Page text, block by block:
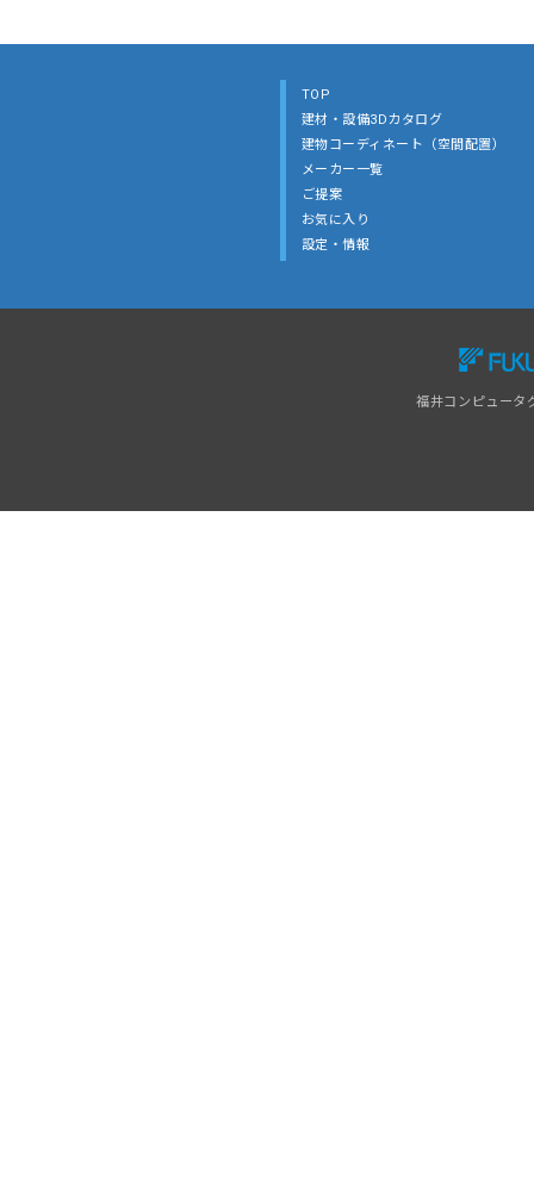
TOP
建材・設備3Dカタログ
建物コーディネート（空間配置）
メーカー一覧
ご提案
お気に入り
設定・情報
福井コンピュータ